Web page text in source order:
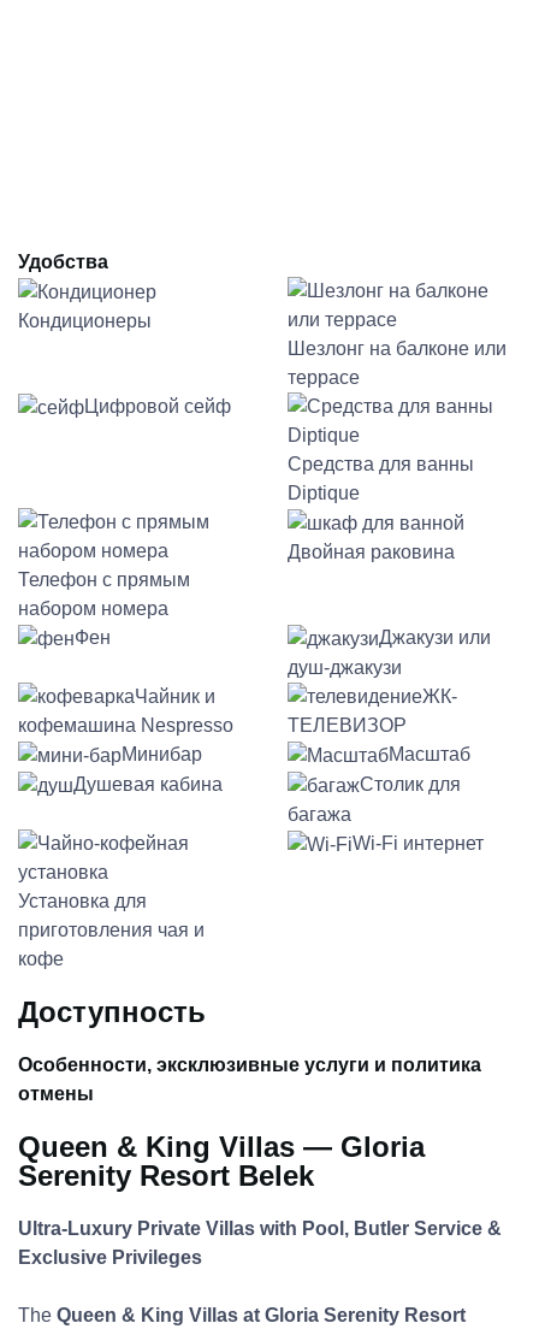
Удобства
Кондиционеры
Шезлонг на балконе или
террасе
Цифровой сейф
Средства для ванны
Diptique
Телефон с прямым
набором номера
Двойная раковина
Фен
Джакузи или
душ-джакузи
Чайник и
кофемашина Nespresso
ЖК-
ТЕЛЕВИЗОР
Минибар
Масштаб
Душевая кабина
Столик для
багажа
Установка для
приготовления чая и
кофе
Wi-Fi интернет
Доступность
Особенности, эксклюзивные услуги и политика
отмены
Queen & King Villas — Gloria
Serenity Resort Belek
Ultra-Luxury Private Villas with Pool, Butler Service &
Exclusive Privileges
The Queen & King Villas at Gloria Serenity Resort